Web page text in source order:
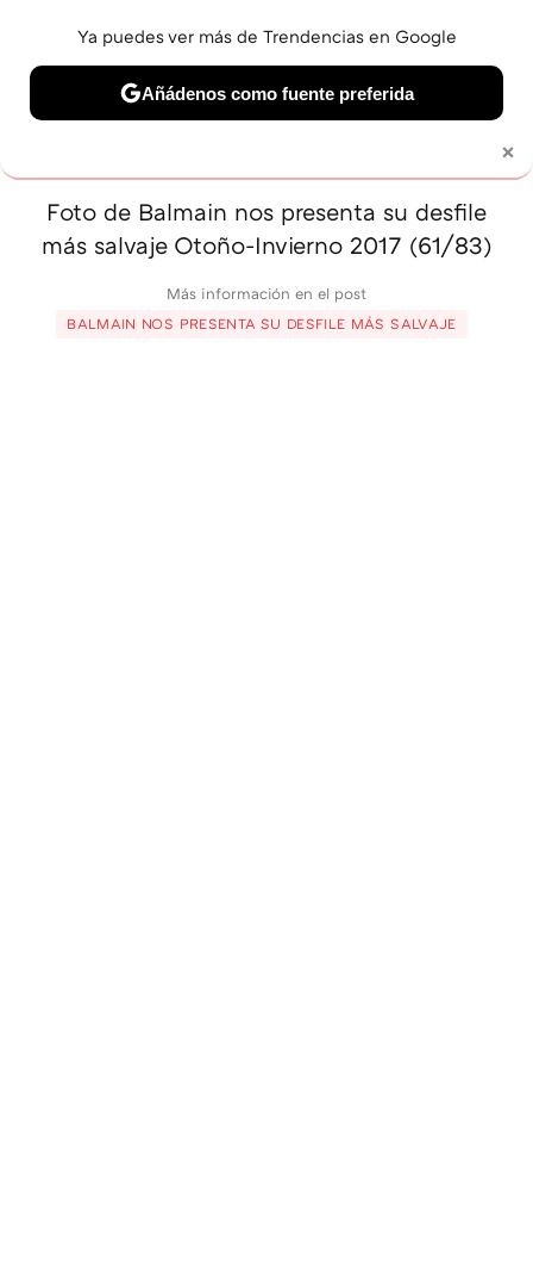
BELLEZA SHOPPING VIAJES GASTRO SNEAKERS
Foto de Balmain nos presenta su desfile
más salvaje Otoño-Invierno 2017 (61/83)
Más información en el post
BALMAIN NOS PRESENTA SU DESFILE MÁS SALVAJE
×
Ya puedes ver más de Trendencias en Google
Añádenos como fuente preferida